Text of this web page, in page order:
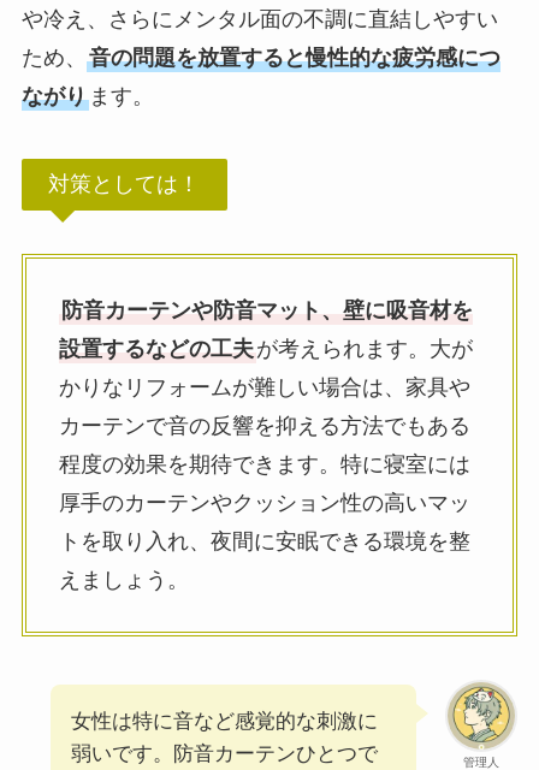
や冷え、さらにメンタル面の不調に直結しやすい
ため、 音の問題を放置すると慢性的な疲労感につ
ながります。
対策としては！
防音カーテンや防音マット、壁に吸音材を
設置するなどの工夫が考えられます。大が
かりなリフォームが難しい場合は、家具や
カーテンで音の反響を抑える方法でもある
程度の効果を期待できます。特に寝室には
厚手のカーテンやクッション性の高いマッ
トを取り入れ、夜間に安眠できる環境を整
えましょう。
管理人
女性は特に音など感覚的な刺激に
弱いです。防音カーテンひとつで